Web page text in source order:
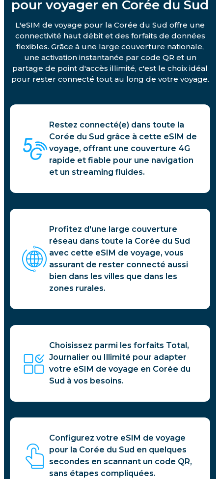
pour voyager en Corée du Sud
L'eSIM de voyage pour la Corée du Sud offre une
connectivité haut débit et des forfaits de données
flexibles. Grâce à une large couverture nationale,
une activation instantanée par code QR et un
partage de point d'accès illimité, c'est le choix idéal
pour rester connecté tout au long de votre voyage.
Restez connecté(e) dans toute la
Corée du Sud grâce à cette eSIM de
voyage, offrant une couverture 4G
rapide et fiable pour une navigation
et un streaming fluides.
Profitez d'une large couverture
réseau dans toute la Corée du Sud
avec cette eSIM de voyage, vous
assurant de rester connecté aussi
bien dans les villes que dans les
zones rurales.
Choisissez parmi les forfaits Total,
Journalier ou Illimité pour adapter
votre eSIM de voyage en Corée du
Sud à vos besoins.
Configurez votre eSIM de voyage
pour la Corée du Sud en quelques
secondes en scannant un code QR,
sans étapes compliquées.